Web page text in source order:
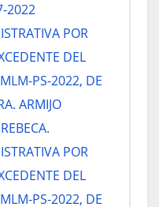
2022
POR
DEL
PS-2022, DE
ARMIJO
POR
DEL
PS-2022, DE